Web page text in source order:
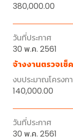
380,000.00
30 พ.ค. 2561
จ้างงานตรวจเ
140,000.00
30 พ.ค. 2561